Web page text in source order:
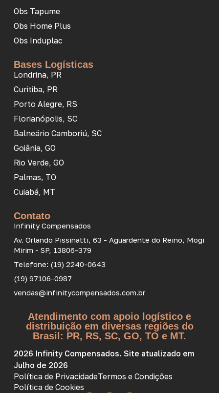
Obs Tapume
Obs Home Plus
Obs Induplac
Bases Logísticas
Londrina, PR
Curitiba, PR
Porto Alegre, RS
Florianópolis, SC
Balneário Camboriú, SC
Goiânia, GO
Rio Verde, GO
Palmas, TO
Cuiabá, MT
Contato
Infinity Compensados
Av. Orlando Pissinatti, 63 - Aguardente do Reino, Mogi
Mirim - SP, 13806-379
Telefone: (19) 2240-0643
(19) 97106-0987
vendas@infinitycompensados.com.br
Atendimento com apoio logístico e
distribuição em diversas regiões do
Brasil: PR, RS, SC, GO, TO e MT.
2026 Infinity Compensados. Site atualizado em
Julho de 2026
Política de PrivacidadeTermos e Condições
Política de Cookies